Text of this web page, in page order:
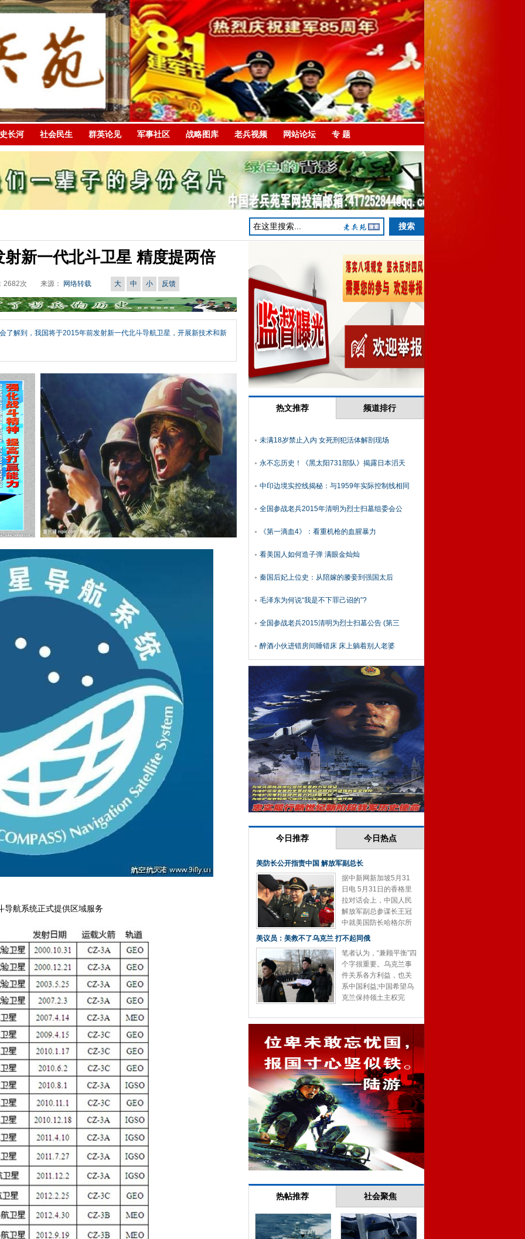
长河 社会民生 群英论见 军事社区 战略图库 老兵视频 网站论坛 专 题
新一代北斗卫星 精度提两倍
2682次 来源： 网络转载 大 中 小 反馈
了解到，我国将于2015年前发射新一代北斗导航卫星，开展新技术和新
系统正式提供区域服务
热文推荐 频道排行
未满18岁禁止入内 女死刑犯活体解剖现场
永不忘历史！《黑太阳731部队》揭露日本滔天
中印边境实控线揭秘：与1959年实际控制线相同
全国参战老兵2015年清明为烈士扫墓组委会公
《第一滴血4》：看重机枪的血腥暴力
看美国人如何造子弹 满眼金灿灿
秦国后妃上位史：从陪嫁的媵妾到强国太后
毛泽东为何说“我是不下罪己诏的”?
全国参战老兵2015清明为烈士扫墓公告 (第三
醉酒小伙进错房间睡错床 床上躺着别人老婆